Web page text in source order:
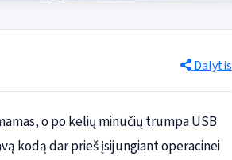
Dalytis
o po kelių minučių trumpa USB
kodą dar prieš įsijungiant operacinei